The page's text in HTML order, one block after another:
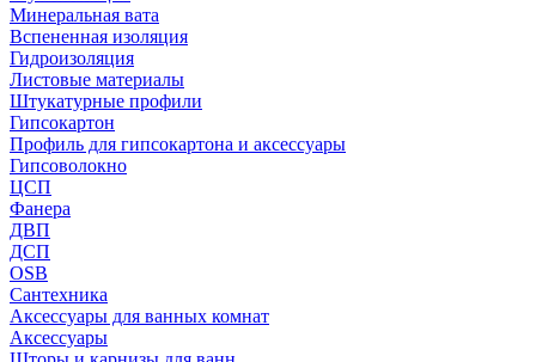
Минеральная вата
Вспененная изоляция
Гидроизоляция
Листовые материалы
Штукатурные профили
Гипсокартон
Профиль для гипсокартона и аксессуары
Гипсоволокно
ЦСП
Фанера
ДВП
ДСП
OSB
Сантехника
Аксессуары для ванных комнат
Аксессуары